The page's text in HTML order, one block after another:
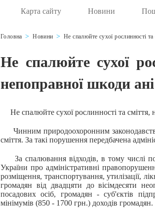
Карта сайту Новини
Головна Новини Не спалюйте сухої рослинності
Не спалюйте сухої
непоправної шкоди
Не спалюйте сухої рослинності та сміття,
Чинним природоохоронним
сміття. За такі порушення передбачена
За спалювання відходів, в тому числі
України про адміністративні
розміщення, транспортування, утилізації,
громадян від двадцяти до вісімдесяти
посадових осіб, громадян - суб'єктів
мінімумів (850 - 1700 грн.) доходів громадян.